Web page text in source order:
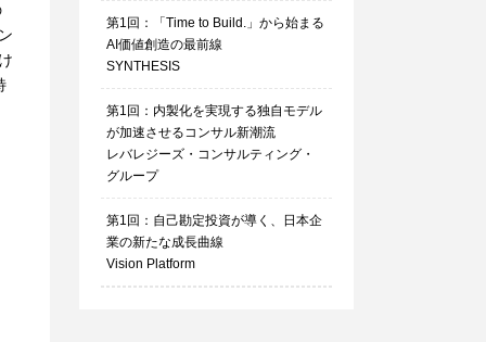
第1回：「Time to Build.」から始まる
AI価値創造の最前線
SYNTHESIS
第1回：内製化を実現する独自モデル
が加速させるコンサル新潮流
レバレジーズ・コンサルティング・
グループ
第1回：自己勘定投資が導く、日本企
業の新たな成長曲線
Vision Platform